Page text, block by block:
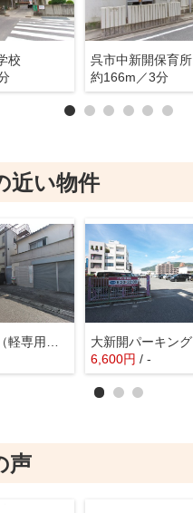
校
呉市中新開保育所
約166m／3分
近い物件
大新開パーキング
6,600円 / -
声